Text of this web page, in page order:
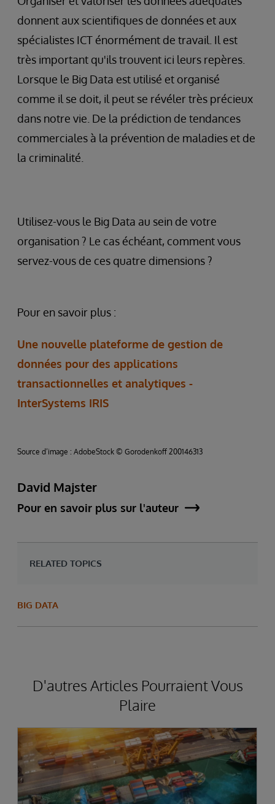
donnent aux scientifiques de données et aux
spécialistes ICT énormément de travail. Il est
très important qu'ils trouvent ici leurs repères.
Lorsque le Big Data est utilisé et organisé
comme il se doit, il peut se révéler très précieux
dans notre vie. De la prédiction de tendances
commerciales à la prévention de maladies et de
la criminalité.
Utilisez-vous le Big Data au sein de votre
organisation ? Le cas échéant, comment vous
servez-vous de ces quatre dimensions ?
Pour en savoir plus :
Une nouvelle plateforme de gestion de
données pour des applications
transactionnelles et analytiques -
InterSystems IRIS
Source d’image : AdobeStock © Gorodenkoff 200146313
David Majster
Pour en savoir plus sur l'auteur
RELATED TOPICS
BIG DATA
D'autres Articles Pourraient Vous
Plaire